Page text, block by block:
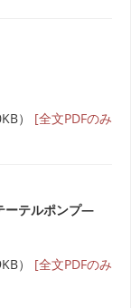
） [全文PDFのみ
ーテルポンプ―
） [全文PDFのみ